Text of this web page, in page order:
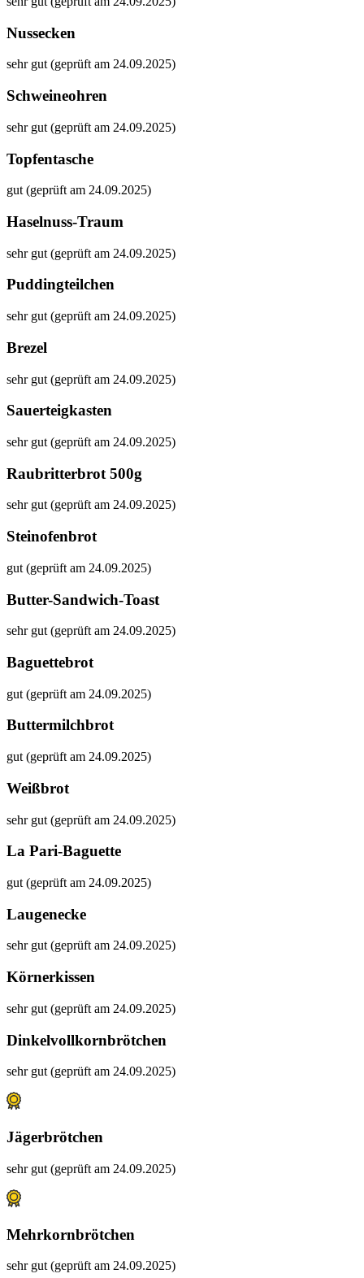
Nussecken
sehr gut (geprüft am 24.09.2025)
Schweineohren
sehr gut (geprüft am 24.09.2025)
Topfentasche
gut (geprüft am 24.09.2025)
Haselnuss-Traum
sehr gut (geprüft am 24.09.2025)
Puddingteilchen
sehr gut (geprüft am 24.09.2025)
Brezel
sehr gut (geprüft am 24.09.2025)
Sauerteigkasten
sehr gut (geprüft am 24.09.2025)
Raubritterbrot 500g
sehr gut (geprüft am 24.09.2025)
Steinofenbrot
gut (geprüft am 24.09.2025)
Butter-Sandwich-Toast
sehr gut (geprüft am 24.09.2025)
Baguettebrot
gut (geprüft am 24.09.2025)
Buttermilchbrot
gut (geprüft am 24.09.2025)
Weißbrot
sehr gut (geprüft am 24.09.2025)
La Pari-Baguette
gut (geprüft am 24.09.2025)
Laugenecke
sehr gut (geprüft am 24.09.2025)
Körnerkissen
sehr gut (geprüft am 24.09.2025)
Dinkelvollkornbrötchen
sehr gut (geprüft am 24.09.2025)
Jägerbrötchen
sehr gut (geprüft am 24.09.2025)
Mehrkornbrötchen
sehr gut (geprüft am 24.09.2025)